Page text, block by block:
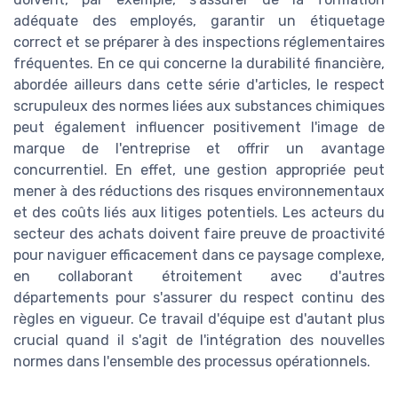
adéquate des employés, garantir un étiquetage
correct et se préparer à des inspections réglementaires
fréquentes. En ce qui concerne la durabilité financière,
abordée ailleurs dans cette série d'articles, le respect
scrupuleux des normes liées aux substances chimiques
peut également influencer positivement l'image de
marque de l'entreprise et offrir un avantage
concurrentiel. En effet, une gestion appropriée peut
mener à des réductions des risques environnementaux
et des coûts liés aux litiges potentiels. Les acteurs du
secteur des achats doivent faire preuve de proactivité
pour naviguer efficacement dans ce paysage complexe,
en collaborant étroitement avec d'autres
départements pour s'assurer du respect continu des
règles en vigueur. Ce travail d'équipe est d'autant plus
crucial quand il s'agit de l'intégration des nouvelles
normes dans l'ensemble des processus opérationnels.